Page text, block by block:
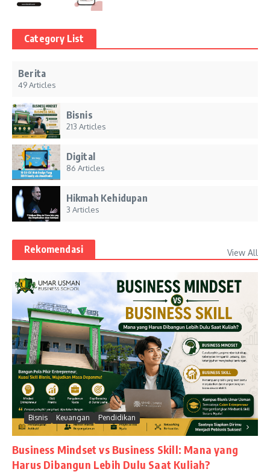
Category List
Berita
49 Articles
Bisnis
213 Articles
Digital
86 Articles
Hikmah Kehidupan
3 Articles
Rekomendasi View All
Bisnis Keuangan Pendidikan
Business Mindset vs Business Skill: Mana yang
Harus Dibangun Lebih Dulu Saat Kuliah?